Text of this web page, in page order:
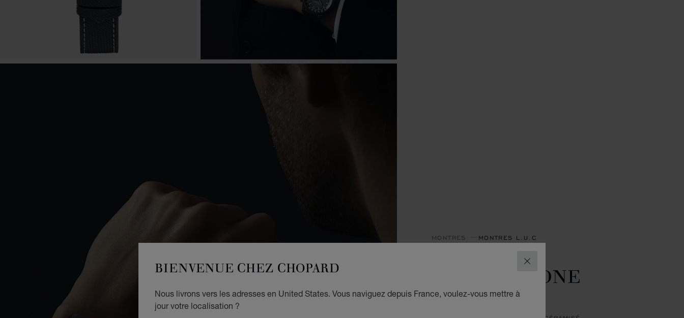
FERMER
BIENVENUE CHEZ CHOPARD
Nous livrons vers les adresses en United States. Vous naviguez depuis France, voulez-vous mettre à
jour votre localisation ?
MONTRES MONTRES L.U.C
L.U.C GMT ONE
BLACK